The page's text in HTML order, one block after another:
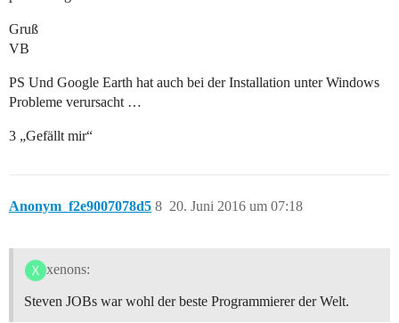
Gruß
VB
PS Und Google Earth hat auch bei der Installation unter Windows
Probleme verursacht …
3 „Gefällt mir“
Anonym_f2e9007078d5 20. Juni 2016 um 07:18
8
xenons:
Steven JOBs war wohl der beste Programmierer der Welt.